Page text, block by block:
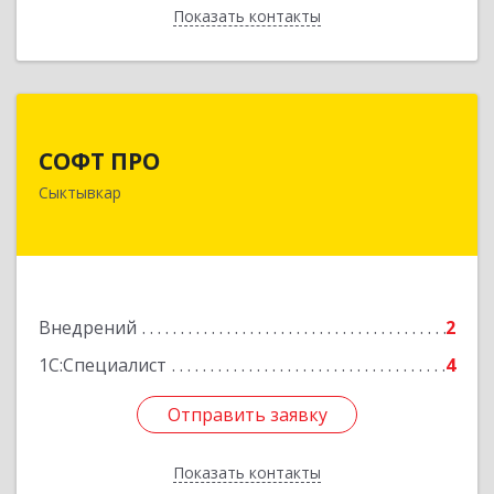
Показать контакты
Назад
СОФТ ПРО
Сыктывкар
Внедрений
2
1С:Специалист
4
Отправить заявку
Показать контакты
Подробнее
Отправить заявку
Назад